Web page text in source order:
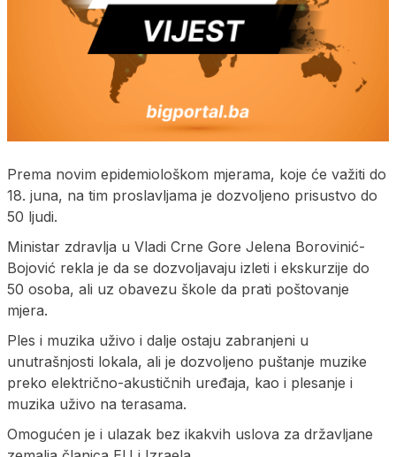
Prema novim epidemiološkom mjerama, koje će važiti do
18. juna, na tim proslavljama je dozvoljeno prisustvo do
50 ljudi.
Ministar zdravlja u Vladi Crne Gore Jelena Borovinić-
Bojović rekla je da se dozvoljavaju izleti i ekskurzije do
50 osoba, ali uz obavezu škole da prati poštovanje
mjera.
Ples i muzika uživo i dalje ostaju zabranjeni u
unutrašnjosti lokala, ali je dozvoljeno puštanje muzike
preko električno-akustičnih uređaja, kao i plesanje i
muzika uživo na terasama.
Omogućen je i ulazak bez ikakvih uslova za državljane